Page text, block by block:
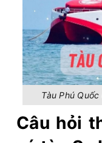
Tàu Phú
Câu hỏi